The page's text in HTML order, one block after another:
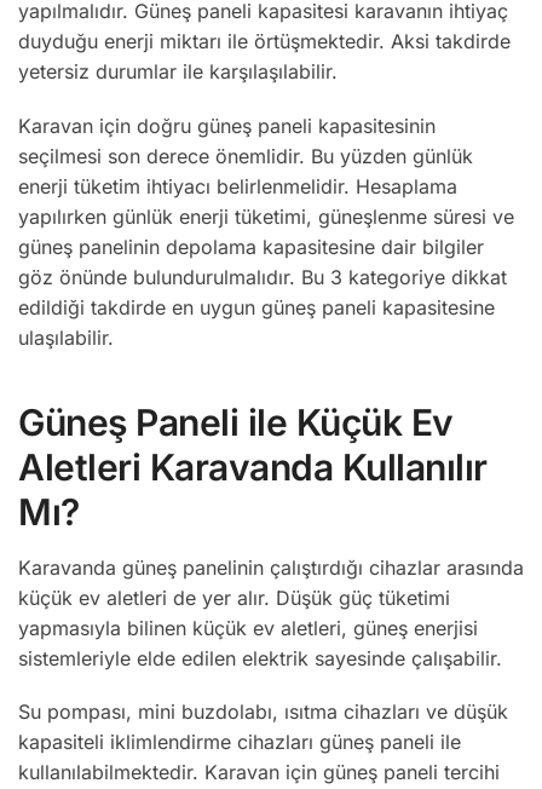
yapılmalıdır. Güneş paneli kapasitesi karavanın ihtiyaç
duyduğu enerji miktarı ile örtüşmektedir. Aksi takdirde
yetersiz durumlar ile karşılaşılabilir.
Karavan için doğru güneş paneli kapasitesinin
seçilmesi son derece önemlidir. Bu yüzden günlük
enerji tüketim ihtiyacı belirlenmelidir. Hesaplama
yapılırken günlük enerji tüketimi, güneşlenme süresi ve
güneş panelinin depolama kapasitesine dair bilgiler
göz önünde bulundurulmalıdır. Bu 3 kategoriye dikkat
edildiği takdirde en uygun güneş paneli kapasitesine
ulaşılabilir.
Güneş Paneli ile Küçük Ev
Aletleri Karavanda Kullanılır
Mı?
Karavanda güneş panelinin çalıştırdığı cihazlar arasında
küçük ev aletleri de yer alır. Düşük güç tüketimi
yapmasıyla bilinen küçük ev aletleri, güneş enerjisi
sistemleriyle elde edilen elektrik sayesinde çalışabilir.
Su pompası, mini buzdolabı, ısıtma cihazları ve düşük
kapasiteli iklimlendirme cihazları güneş paneli ile
kullanılabilmektedir. Karavan için güneş paneli tercihi